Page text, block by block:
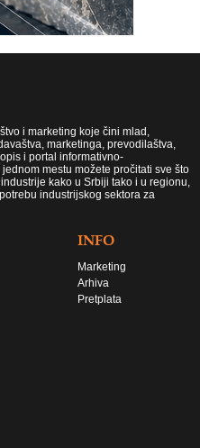
i marketing koje čini mlad,
marketinga, prevodilaštva,
i portal informativno-
mestu možete pročitati sve što
kako u Srbiji tako i u regionu,
industrijskog sektora za
INFO
Marketing
Arhiva
Pretplata